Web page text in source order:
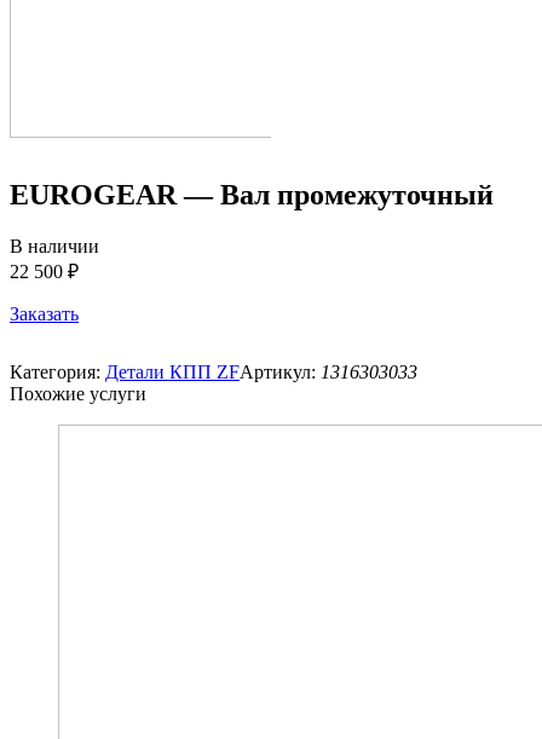
EUROGEAR — Вал промежуточный
В наличии
22 500 ₽
Заказать
Категория: Детали КПП ZFАртикул: 1316303033
Похожие услуги